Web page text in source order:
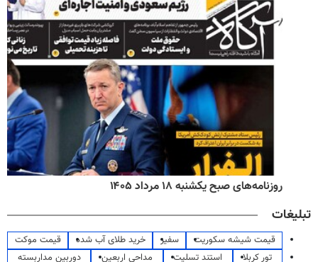
روزنامه‌های صبح یکشنبه ۱۸ مرداد ۱۴۰۵
تبلیغات
قیمت شیشه سکوریت سفیر خرید طلای آب شده
قیمت موکت
تور کربلا
استند تسلیت مداحی اربعین
دوربین مداربسته